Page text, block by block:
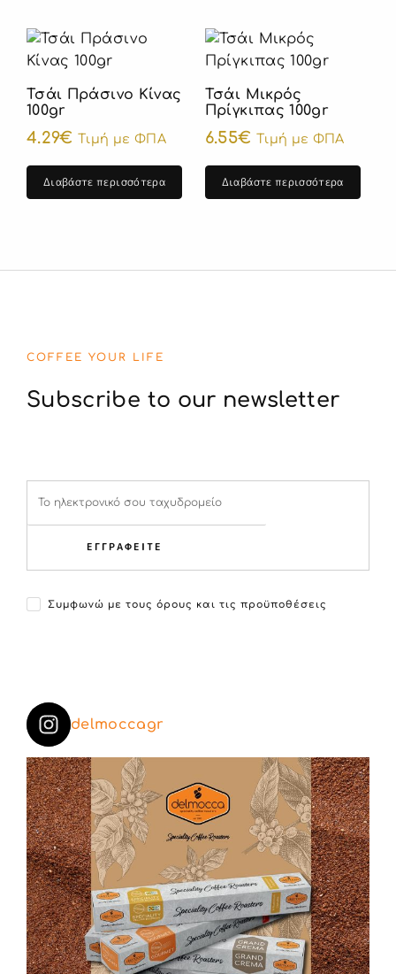
Τσάι Πράσινο Κίνας
100gr
4.29€ Τιμή με ΦΠΑ
Διαβάστε περισσότερα
Τσάι Μικρός
Πρίγκιπας 100gr
6.55€ Τιμή με ΦΠΑ
Διαβάστε περισσότερα
COFFEE YOUR LIFE
Subscribe to our newsletter
ΕΓΓΡΑΦΕΙΤΕ
Συμφωνώ με τους όρους και τις προϋποθέσεις
delmoccagr